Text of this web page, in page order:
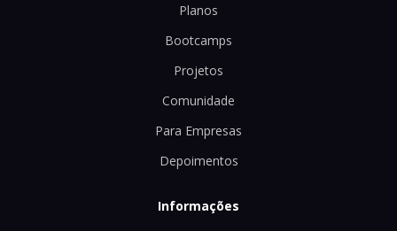
Planos
Bootcamps
Projetos
Comunidade
Para Empresas
Depoimentos
Informações